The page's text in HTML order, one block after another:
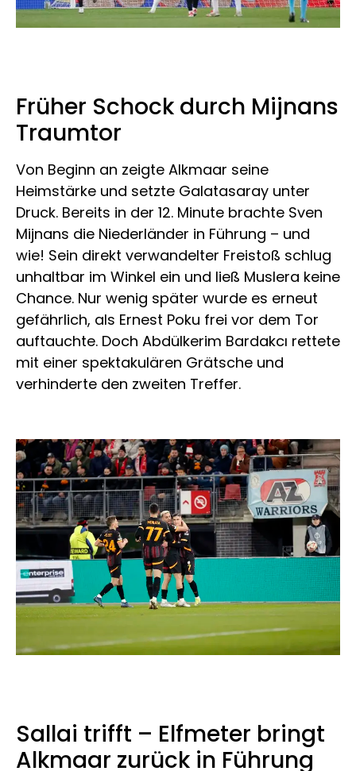
Früher Schock durch Mijnans
Traumtor
Von Beginn an zeigte Alkmaar seine
Heimstärke und setzte Galatasaray unter
Druck. Bereits in der 12. Minute brachte Sven
Mijnans die Niederländer in Führung – und
wie! Sein direkt verwandelter Freistoß schlug
unhaltbar im Winkel ein und ließ Muslera keine
Chance. Nur wenig später wurde es erneut
gefährlich, als Ernest Poku frei vor dem Tor
auftauchte. Doch Abdülkerim Bardakcı rettete
mit einer spektakulären Grätsche und
verhinderte den zweiten Treffer.
Sallai trifft – Elfmeter bringt
Alkmaar zurück in Führung